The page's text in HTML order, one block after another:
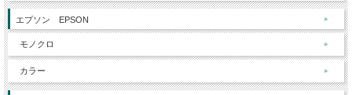
エプソン EPSON
モノクロ
カラー